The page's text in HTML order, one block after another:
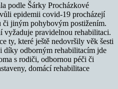
podle Šárky Procházkové
epidemii covid-19 procházejí
či jiným pohybovým postižením.
vyžaduje pravidelnou rehabilitaci.
ty, které ještě nedovršily věk šesti
odborným rehabilitacím jde
s rodiči, odbornou péči či
domácí rehabilitace